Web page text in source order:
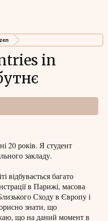
in
20 років. Я студент
закладу.
відбувається багато
в Парижі, масова
Сходу в Європу і
знати, що
що на даний момент в